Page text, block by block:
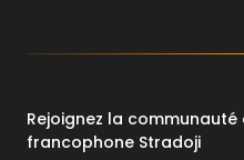
Rejoignez la communauté
francophone Stradoji